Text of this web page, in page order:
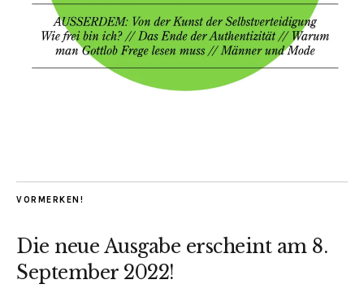
VORMERKEN!
Die neue Ausgabe erscheint am 8.
September 2022!